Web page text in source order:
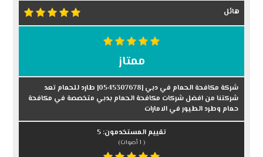
هائل
ممتاز
شركة مكافحة الحمام في دبي |0545307678| طارد للحمام تعد
شركتنا من افضل شركات مكافحة الحمام بدبي متخصصة في مكافحة
حمام وطرد الطيور في الامارات
تقييم المستخدمون: 5
(
1أصوات)